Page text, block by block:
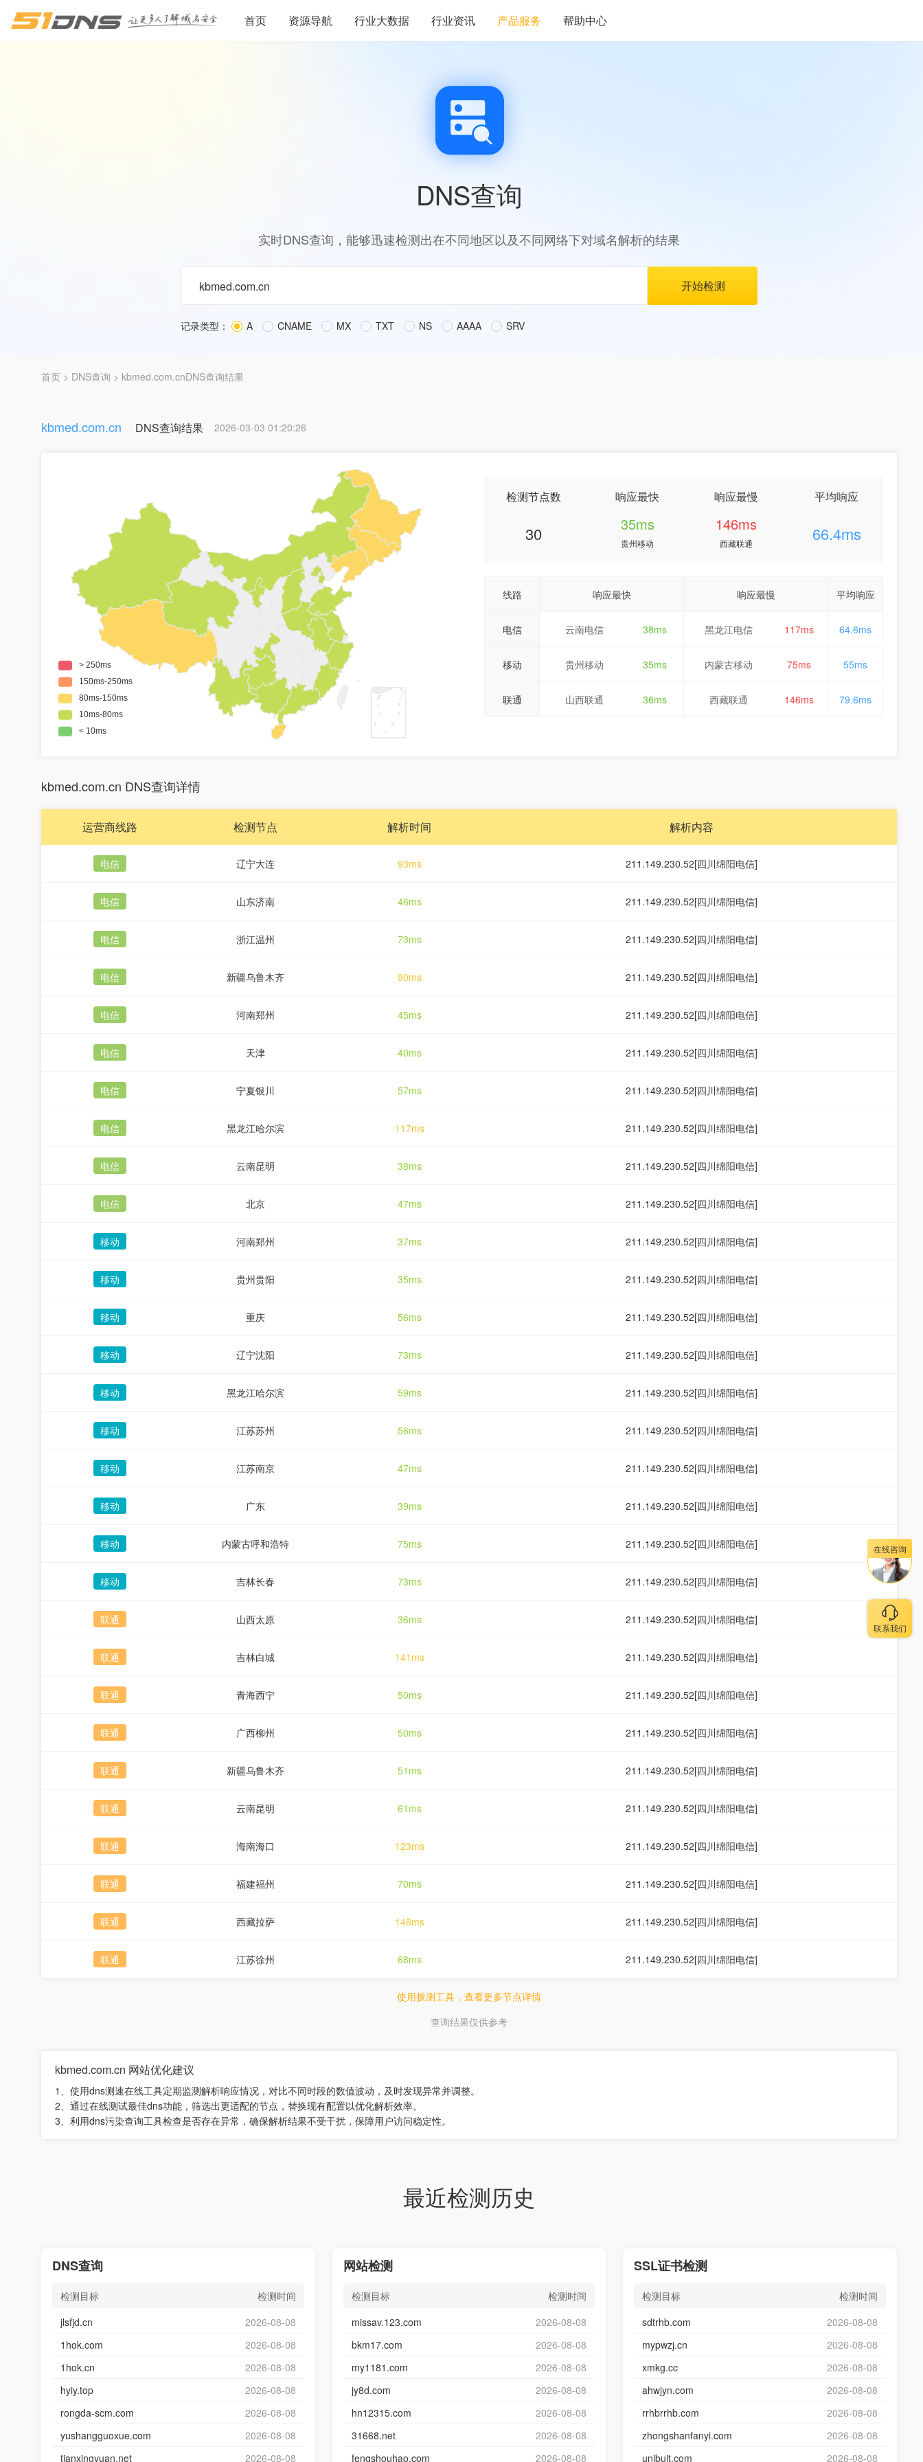
首页 资源导航 行业大数据 行业资讯 产品服务 帮助中心
DNS查询
实时DNS查询，能够迅速检测出在不同地区以及不同网络下对域名解析的结果
记录类型： A CNAME MX TXT NS AAAA SRV
首页 > DNS查询 > kbmed.com.cnDNS查询结果
kbmed.com.cn DNS查询结果 2026-03-03 01:20:26
检测节点数
30
响应最快
35ms
贵州移动
响应最慢
146ms
西藏联通
平均响应
66.4ms
线路 响应最快 响应最慢 平均响应
电信 云南电信 38ms 黑龙江电信 117ms 64.6ms
移动 贵州移动 35ms 内蒙古移动 75ms 55ms
联通 山西联通 36ms 西藏联通 146ms 79.6ms
kbmed.com.cn DNS查询详情
运营商线路 检测节点 解析时间 解析内容
电信 辽宁大连 93ms 211.149.230.52[四川绵阳电信]
电信 山东济南 46ms 211.149.230.52[四川绵阳电信]
电信 浙江温州 73ms 211.149.230.52[四川绵阳电信]
电信 新疆乌鲁木齐 90ms 211.149.230.52[四川绵阳电信]
电信 河南郑州 45ms 211.149.230.52[四川绵阳电信]
电信 天津 40ms 211.149.230.52[四川绵阳电信]
电信 宁夏银川 57ms 211.149.230.52[四川绵阳电信]
电信 黑龙江哈尔滨 117ms 211.149.230.52[四川绵阳电信]
电信 云南昆明 38ms 211.149.230.52[四川绵阳电信]
电信 北京 47ms 211.149.230.52[四川绵阳电信]
移动 河南郑州 37ms 211.149.230.52[四川绵阳电信]
移动 贵州贵阳 35ms 211.149.230.52[四川绵阳电信]
移动 重庆 56ms 211.149.230.52[四川绵阳电信]
移动 辽宁沈阳 73ms 211.149.230.52[四川绵阳电信]
移动 黑龙江哈尔滨 59ms 211.149.230.52[四川绵阳电信]
移动 江苏苏州 56ms 211.149.230.52[四川绵阳电信]
移动 江苏南京 47ms 211.149.230.52[四川绵阳电信]
移动 广东 39ms 211.149.230.52[四川绵阳电信]
移动 内蒙古呼和浩特 75ms 211.149.230.52[四川绵阳电信]
移动 吉林长春 73ms 211.149.230.52[四川绵阳电信]
联通 山西太原 36ms 211.149.230.52[四川绵阳电信]
联通 吉林白城 141ms 211.149.230.52[四川绵阳电信]
联通 青海西宁 50ms 211.149.230.52[四川绵阳电信]
联通 广西柳州 50ms 211.149.230.52[四川绵阳电信]
联通 新疆乌鲁木齐 51ms 211.149.230.52[四川绵阳电信]
联通 云南昆明 61ms 211.149.230.52[四川绵阳电信]
联通 海南海口 123ms 211.149.230.52[四川绵阳电信]
联通 福建福州 70ms 211.149.230.52[四川绵阳电信]
联通 西藏拉萨 146ms 211.149.230.52[四川绵阳电信]
联通 江苏徐州 68ms 211.149.230.52[四川绵阳电信]
使用拨测工具，查看更多节点详情
查询结果仅供参考
kbmed.com.cn 网站优化建议
1、使用dns测速在线工具定期监测解析响应情况，对比不同时段的数值波动，及时发现异常并调整。
2、通过在线测试最佳dns功能，筛选出更适配的节点，替换现有配置以优化解析效率。
3、利用dns污染查询工具检查是否存在异常，确保解析结果不受干扰，保障用户访问稳定性。
最近检测历史
DNS查询
检测目标
检测时间
jlsfjd.cn
2026-08-08
1hok.com
2026-08-08
1hok.cn
2026-08-08
hyiy.top
2026-08-08
rongda-scm.com
2026-08-08
yushangguoxue.com
2026-08-08
tianxingyuan.net
2026-08-08
网站检测
检测目标
检测时间
missav.123.com
2026-08-08
bkm17.com
2026-08-08
my1181.com
2026-08-08
jy8d.com
2026-08-08
hn12315.com
2026-08-08
31668.net
2026-08-08
fengshouhao.com
2026-08-08
SSL证书检测
检测目标
检测时间
sdtrhb.com
2026-08-08
mypwzj.cn
2026-08-08
xmkg.cc
2026-08-08
ahwjyn.com
2026-08-08
rrhbrrhb.com
2026-08-08
zhongshanfanyi.com
2026-08-08
unibuit.com
2026-08-08
在线咨询
联系我们